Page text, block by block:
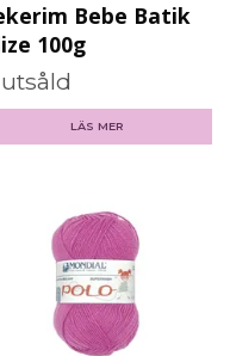
Bebe Batik
100g
LÄS MER